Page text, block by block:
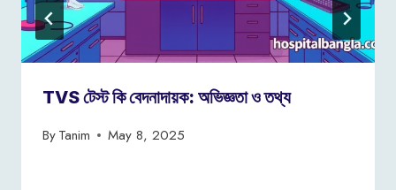
TVS টেস্ট কি বেদনাদায়ক: অভিজ্ঞতা ও তথ্য
ByTanim May 8, 2025